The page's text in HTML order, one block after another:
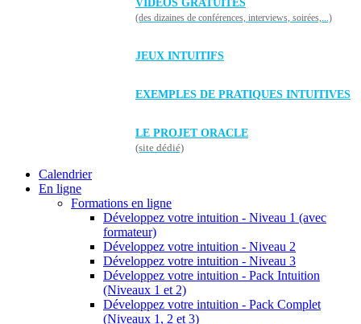
VIDÉOS GRATUITES
(des dizaines de conférences, interviews, soirées,...)
JEUX INTUITIFS
EXEMPLES DE PRATIQUES INTUITIVES
LE PROJET ORACLE
(site dédié)
Calendrier
En ligne
Formations en ligne
Développez votre intuition - Niveau 1 (avec
formateur)
Développez votre intuition - Niveau 2
Développez votre intuition - Niveau 3
Développez votre intuition - Pack Intuition
(Niveaux 1 et 2)
Développez votre intuition - Pack Complet
(Niveaux 1, 2 et 3)